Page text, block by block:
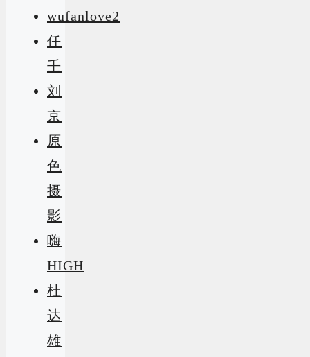
wufanlove2
任
壬
刘
京
原
色
摄
影
嗨
HIGH
杜
达
雄